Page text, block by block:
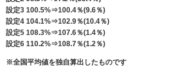
設定3 100.5%⇒100.4％(9.6％)
設定4 104.1%⇒102.9％(10.4％)
設定5 108.3%⇒107.6％(1.4％)
設定6 110.2%⇒108.7％(1.2％)
※全国平均値を独自算出したものです